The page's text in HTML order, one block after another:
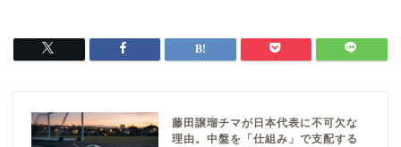
藤田譲瑠チマが日本代表に不可欠な
理由。中盤を「仕組み」で支配する